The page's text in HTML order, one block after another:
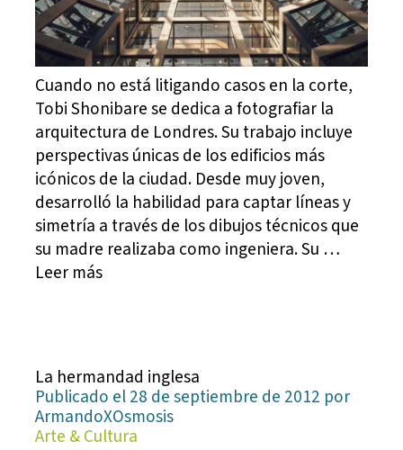
Cuando no está litigando casos en la corte,
Tobi Shonibare se dedica a fotografiar la
arquitectura de Londres. Su trabajo incluye
perspectivas únicas de los edificios más
icónicos de la ciudad. Desde muy joven,
desarrolló la habilidad para captar líneas y
simetría a través de los dibujos técnicos que
su madre realizaba como ingeniera. Su …
Leer más
La hermandad inglesa
Publicado el 28 de septiembre de 2012 por
ArmandoXOsmosis
Arte & Cultura